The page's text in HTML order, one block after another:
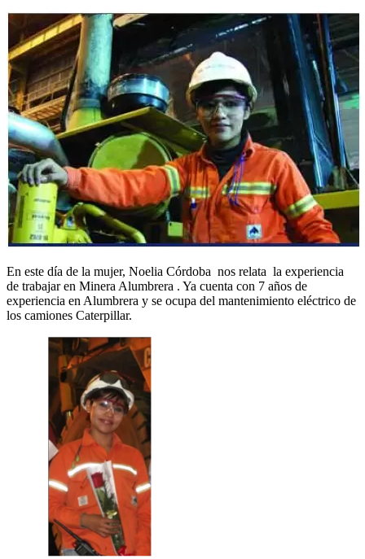
En este día de la mujer, Noelia Córdoba nos relata la experiencia
de trabajar en Minera Alumbrera . Ya cuenta con 7 años de
experiencia en Alumbrera y se ocupa del mantenimiento eléctrico de
los camiones Caterpillar.